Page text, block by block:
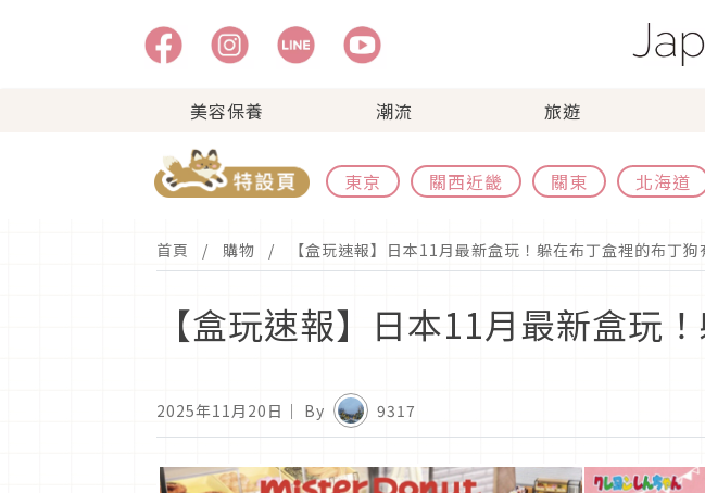
美容保養 潮流 旅遊
東京 關西近畿 關東 北海道
首頁 購物 【盒玩速報】日本11月最新盒玩！躲在布丁盒裡的布丁狗
【盒玩速報】日本11月最新盒玩
2025年11月20日 ｜ By 9317